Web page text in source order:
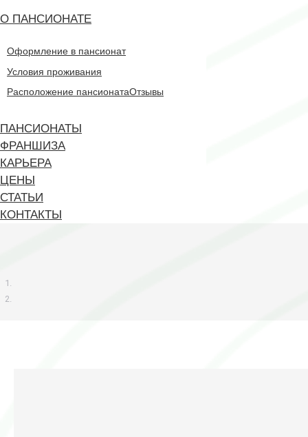
О ПАНСИОНАТЕ
Оформление в пансионат
Условия проживания
Расположение пансионатаОтзывы
ПАНСИОНАТЫ
ФРАНШИЗА
КАРЬЕРА
ЦЕНЫ
СТАТЬИ
КОНТАКТЫ